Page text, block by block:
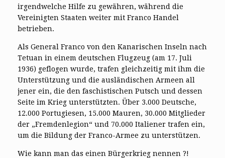
irgendwelche Hilfe zu gewähren, während die
Vereinigten Staaten weiter mit Franco Handel
betrieben.
Als General Franco von den Kanarischen Inseln nach
Tetuan in einem deutschen Flugzeug (am 17. Juli
1936) geflogen wurde, trafen gleichzeitig mit ihm die
Unterstützung und die ausländischen Armeen all
jener ein, die den faschistischen Putsch und dessen
Seite im Krieg unterstützten. Über 3.000 Deutsche,
12.000 Portugiesen, 15.000 Mauren, 30.000 Mitglieder
der „Fremdenlegion“ und 70.000 Italiener trafen ein,
um die Bildung der Franco-Armee zu unterstützen.
Wie kann man das einen Bürgerkrieg nennen ?!